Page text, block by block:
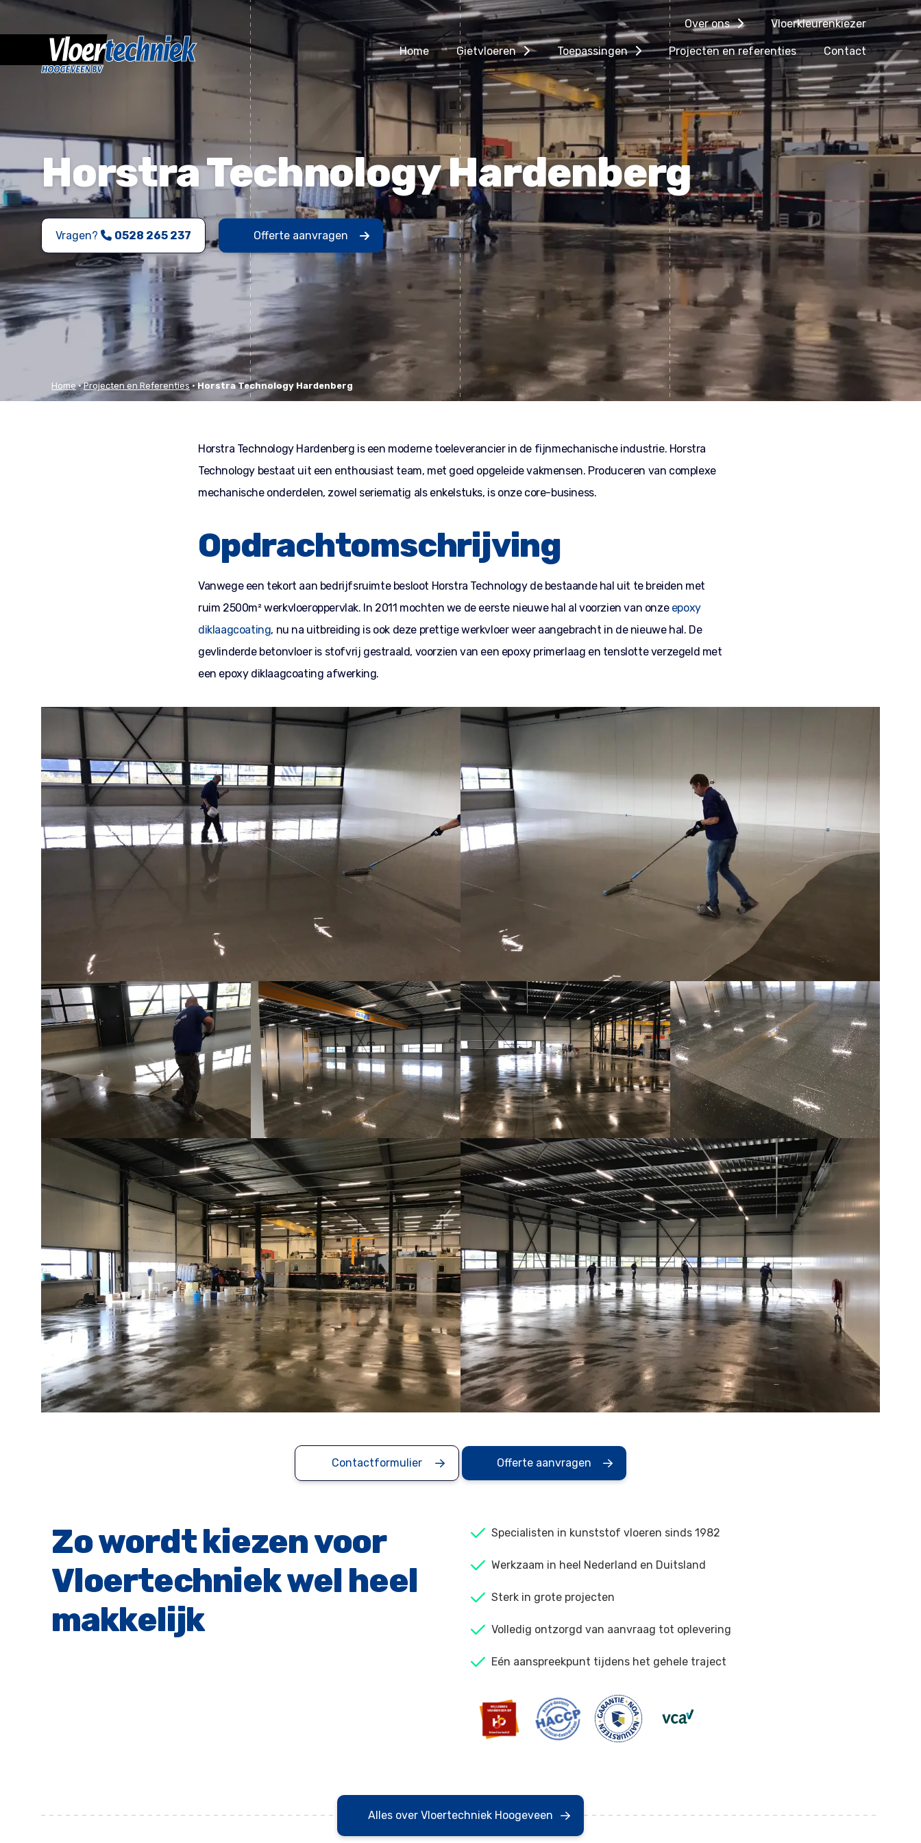
Over ons Vloerkleurenkiezer
Home Gietvloeren Toepassingen Projecten en referenties Contact
Horstra Technology Hardenberg
Vragen? 0528 265 237 Offerte aanvragen
Home•Projecten en Referenties•Horstra Technology Hardenberg
Horstra Technology Hardenberg is een moderne toeleverancier in de fijnmechanische industrie. Horstra
Technology bestaat uit een enthousiast team, met goed opgeleide vakmensen. Produceren van complexe
mechanische onderdelen, zowel seriematig als enkelstuks, is onze core-business.
Opdrachtomschrijving
Vanwege een tekort aan bedrijfsruimte besloot Horstra Technology de bestaande hal uit te breiden met
ruim 2500m² werkvloeroppervlak. In 2011 mochten we de eerste nieuwe hal al voorzien van onze epoxy
diklaagcoating, nu na uitbreiding is ook deze prettige werkvloer weer aangebracht in de nieuwe hal. De
gevlinderde betonvloer is stofvrij gestraald, voorzien van een epoxy primerlaag en tenslotte verzegeld met
een epoxy diklaagcoating afwerking.
Contactformulier Offerte aanvragen
Zo wordt kiezen voor
Vloertechniek wel heel
makkelijk
Specialisten in kunststof vloeren sinds 1982
Werkzaam in heel Nederland en Duitsland
Sterk in grote projecten
Volledig ontzorgd van aanvraag tot oplevering
Eén aanspreekpunt tijdens het gehele traject
Alles over Vloertechniek Hoogeveen